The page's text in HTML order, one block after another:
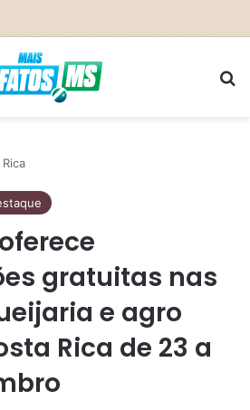
gratuitas nas
e agro
Rica de 23 a